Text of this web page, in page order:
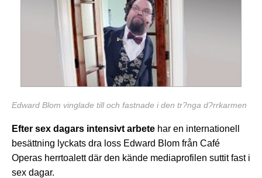
Edward Blom vinglade till och fastnade i den tr?nga d?rrkarmen
Efter sex dagars intensivt arbete har en internationell
besättning lyckats dra loss Edward Blom från Café
Operas herrtoalett där den kände mediaprofilen suttit fast i
sex dagar.